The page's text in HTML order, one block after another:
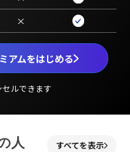
アムをはじめる
ルできます
×
人
すべてを表示